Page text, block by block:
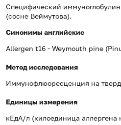
Специфический
(сосне Веймутова).
Синонимы английские
Allergen t16 - Weymouth pine
Метод исследования
Иммунофлюоресценция на
Единицы измерения
кЕдА/л (килоединица аллергена